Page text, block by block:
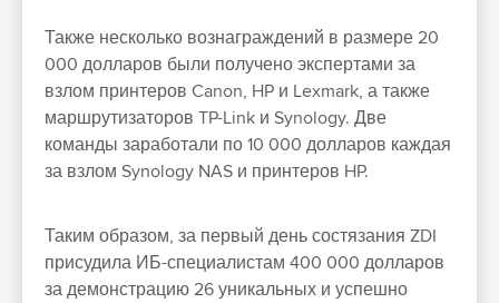
Также несколько вознаграждений в размере 20
000 долларов были получено экспертами за
взлом принтеров Canon, HP и Lexmark, а также
маршрутизаторов TP-Link и Synology. Две
команды заработали по 10 000 долларов каждая
за взлом Synology NAS и принтеров HP.
Таким образом, за первый день состязания ZDI
присудила ИБ-специалистам 400 000 долларов
за демонстрацию 26 уникальных и успешно